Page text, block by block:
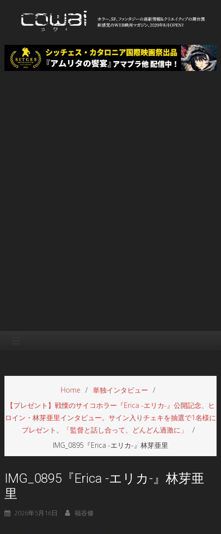
WEB映画マガジン「cowai コ
ワイ」
Home
単独インタビュー
【プレゼント】戦慄のサイコホラー『Erica -エリカ-』公開記念、ヒ
ロイン・林芽亜里インタビュー。サイン入りチェキを抽選で1名様に
プレゼント。「監督と話し合って、どんどん過激に」
IMG_0895『Erica -エリカ-』林芽亜里
IMG_0895『Erica -エリカ-』林芽亜
里
2026年5月16日 福谷修